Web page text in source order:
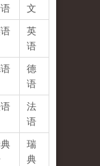
文
英
语
德
语
法
语
瑞
典